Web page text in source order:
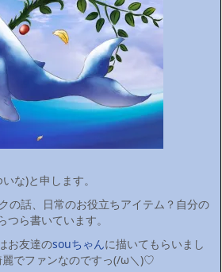
な)と申します。
の話、日常のお役立ちアイテム？自分の
ら書いています。
お友達のsouちゃんに描いてもらいまし
麗でファンなのですっ(/ω＼)♡